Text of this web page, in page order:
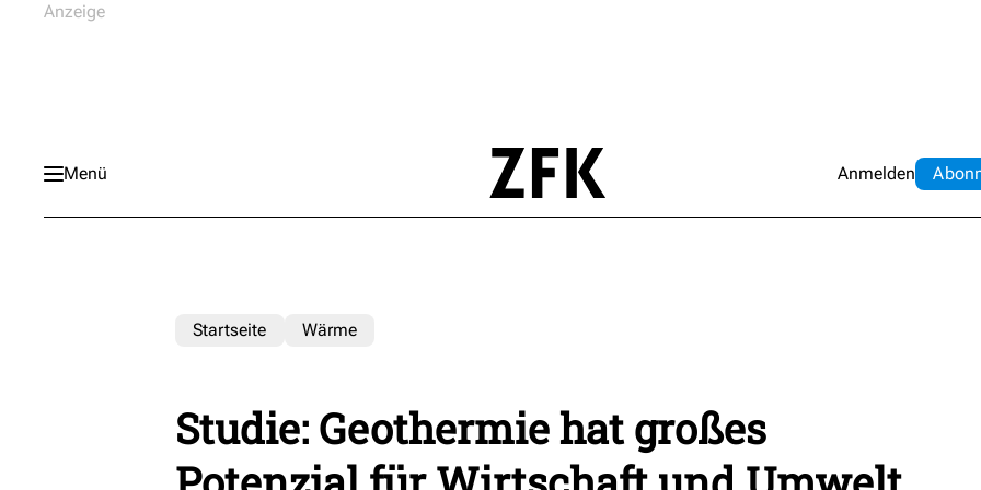
Menü Anmelden Abo
Startseite Wärme
Studie: Geothermie hat großes